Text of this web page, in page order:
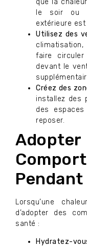
le soir ou
extérieure
Utilisez des
faire circuler
devant le
Créez des
installez des
des
reposer.
Pendant
Lorsqu’une
d’adopter des
santé :
Hydratez-